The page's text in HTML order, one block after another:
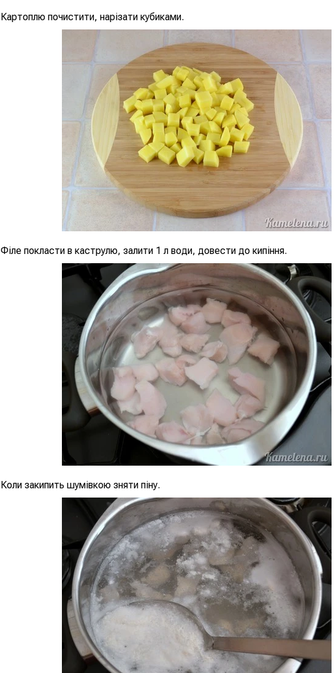
Картоплю почистити, нарізати кубиками.
Філе покласти в каструлю, залити 1 л води, довести до кипіння.
Коли закипить шумівкою зняти піну.